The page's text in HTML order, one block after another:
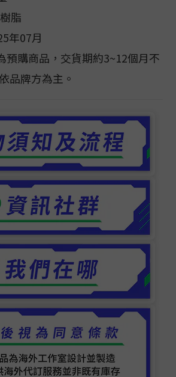
脂
年07月
購商品，交貨期約3~12個月不
品牌方為主。